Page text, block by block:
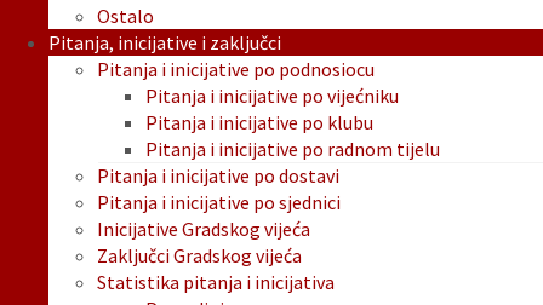
Ostalo
Pitanja, inicijative i zaključci
Pitanja i inicijative po podnosiocu
Pitanja i inicijative po vijećniku
Pitanja i inicijative po klubu
Pitanja i inicijative po radnom tijelu
Pitanja i inicijative po dostavi
Pitanja i inicijative po sjednici
Inicijative Gradskog vijeća
Zaključci Gradskog vijeća
Statistika pitanja i inicijativa